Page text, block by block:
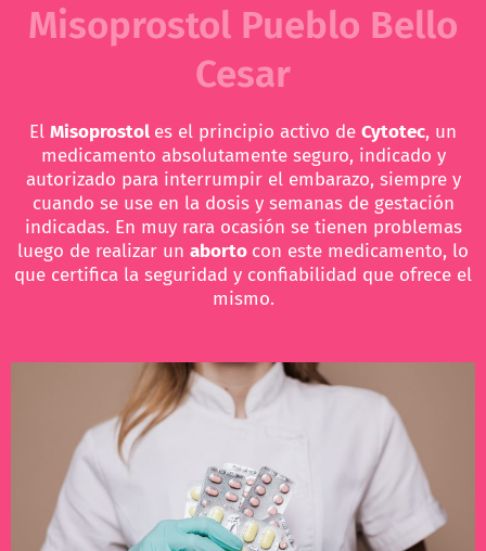
Misoprostol Pueblo Bello
Cesar
El Misoprostol es el principio activo de Cytotec, un
medicamento absolutamente seguro, indicado y
autorizado para interrumpir el embarazo, siempre y
cuando se use en la dosis y semanas de gestación
indicadas. En muy rara ocasión se tienen problemas
luego de realizar un aborto con este medicamento, lo
que certifica la seguridad y confiabilidad que ofrece el
mismo.